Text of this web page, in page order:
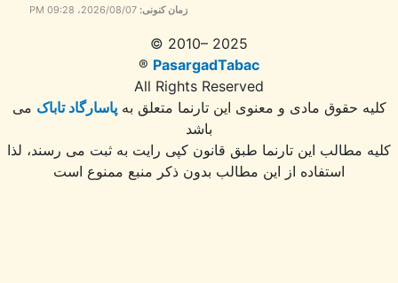
زمان کنونی:2026/08/07، 09:28 PM
© 2010– 2025
®PasargadTabac
All Rights Reserved
حقوق مادی و معنوی اين تارنما متعلق بهپاسارگاد تاباکمی
مطالب این تارنما طبق قانون کپی رایت به ثبت می رسند، لذا
استفاده از این مطالب بدون ذکر منبع ممنوع است